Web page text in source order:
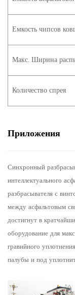
Емкость чипсов
Макс. Ширина
Количество спрея
Приложения
Синхронный
интеллектуального
разбрасывателя с
между асфальтовым
достигнут в
оборудование для
гравийного
палубы и под